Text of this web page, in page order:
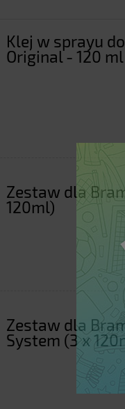
Klej w sprayu
Original - 120 ml
Zestaw dla
120ml)
Zestaw dla
System (3 x